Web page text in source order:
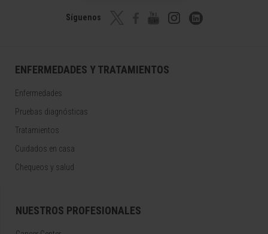
Síguenos
ENFERMEDADES Y TRATAMIENTOS
Enfermedades
Pruebas diagnósticas
Tratamientos
Cuidados en casa
Chequeos y salud
NUESTROS PROFESIONALES